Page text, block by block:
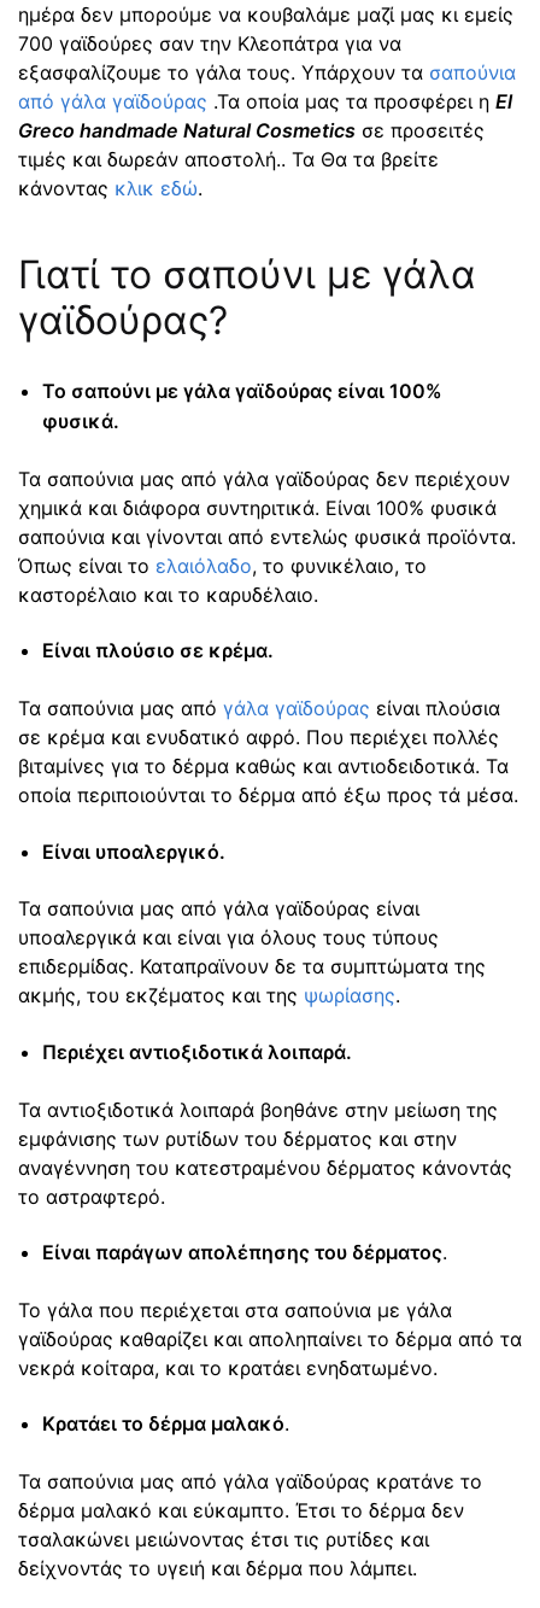
ημέρα δεν μπορούμε να κουβαλάμε μαζί μας κι εμείς
700 γαϊδούρες σαν την Κλεοπάτρα για να
εξασφαλίζουμε το γάλα τους. Υπάρχουν τα σαπούνια
από γάλα γαϊδούρας .Τα οποία μας τα προσφέρει η El
Greco handmade Natural Cosmetics σε προσειτές
τιμές και δωρεάν αποστολή.. Τα Θα τα βρείτε
κάνοντας κλικ εδώ.
Γιατί το σαπούνι με γάλα
γαϊδούρας?
Το σαπούνι με γάλα γαϊδούρας είναι 100%
φυσικά.
Τα σαπούνια μας από γάλα γαϊδούρας δεν περιέχουν
χημικά και διάφορα συντηριτικά. Είναι 100% φυσικά
σαπούνια και γίνονται από εντελώς φυσικά προϊόντα.
Όπως είναι το ελαιόλαδο, το φυνικέλαιο, το
καστορέλαιο και το καρυδέλαιο.
Είναι πλούσιο σε κρέμα.
Τα σαπούνια μας από γάλα γαϊδούρας είναι πλούσια
σε κρέμα και ενυδατικό αφρό. Που περιέχει πολλές
βιταμίνες για το δέρμα καθώς και αντιοδειδοτικά. Τα
οποία περιποιούνται το δέρμα από έξω προς τά μέσα.
Είναι υποαλεργικό.
Τα σαπούνια μας από γάλα γαϊδούρας είναι
υποαλεργικά και είναι για όλους τους τύπους
επιδερμίδας. Καταπραϊνουν δε τα συμπτώματα της
ακμής, του εκζέματος και της ψωρίασης.
Περιέχει αντιοξιδοτικά λοιπαρά.
Τα αντιοξιδοτικά λοιπαρά βοηθάνε στην μείωση της
εμφάνισης των ρυτίδων του δέρματος και στην
αναγέννηση του κατεστραμένου δέρματος κάνοντάς
το αστραφτερό.
Είναι παράγων απολέπησης του δέρματος.
Το γάλα που περιέχεται στα σαπούνια με γάλα
γαϊδούρας καθαρίζει και αποληπαίνει το δέρμα από τα
νεκρά κοίταρα, και το κρατάει ενηδατωμένο.
Κρατάει το δέρμα μαλακό.
Τα σαπούνια μας από γάλα γαϊδούρας κρατάνε το
δέρμα μαλακό και εύκαμπτο. Έτσι το δέρμα δεν
τσαλακώνει μειώνοντας έτσι τις ρυτίδες και
δείχνοντάς το υγειή και δέρμα που λάμπει.